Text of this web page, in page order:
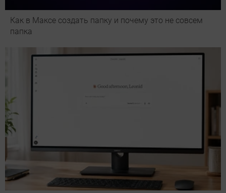
Как в Максе создать папку и почему это не совсем
папка